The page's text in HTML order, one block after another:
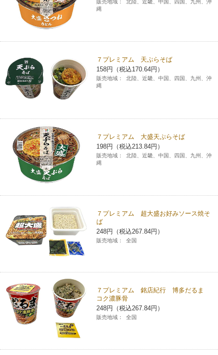
販売地域：
北陸、近畿、中国、四国、九州、沖
縄
７プレミアム 天ぷらそば
158円（税込170.64円）
販売地域：
北陸、近畿、中国、四国、九州、沖
縄
７プレミアム 大盛天ぷらそば
198円（税込213.84円）
販売地域：
北陸、近畿、中国、四国、九州、沖
縄
７プレミアム 超大盛お好みソース焼そ
ば
248円（税込267.84円）
販売地域： 全国
７プレミアム 銘店紀行 博多だるま
コク濃豚骨
248円（税込267.84円）
販売地域： 全国